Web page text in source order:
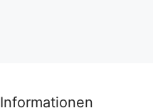
Informationen